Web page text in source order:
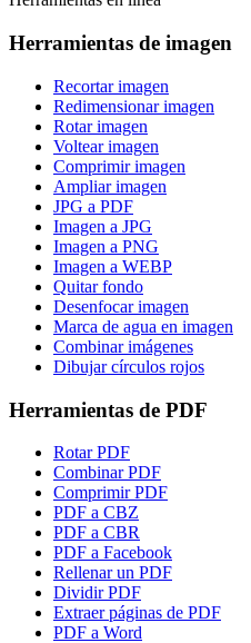
Herramientas de imagen
Recortar imagen
Redimensionar imagen
Rotar imagen
Voltear imagen
Comprimir imagen
Ampliar imagen
JPG a PDF
Imagen a JPG
Imagen a PNG
Imagen a WEBP
Quitar fondo
Desenfocar imagen
Marca de agua en imagen
Combinar imágenes
Dibujar círculos rojos
Herramientas de PDF
Rotar PDF
Combinar PDF
Comprimir PDF
PDF a CBZ
PDF a CBR
PDF a Facebook
Rellenar un PDF
Dividir PDF
Extraer páginas de PDF
PDF a Word